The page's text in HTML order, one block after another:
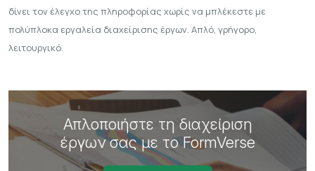
δίνει τον έλεγχο της πληροφορίας χωρίς να μπλέκεστε με
πολύπλοκα εργαλεία διαχείρισης έργων. Απλό, γρήγορο,
λειτουργικό.
Απλοποιήστε τη διαχείριση
έργων σας με το FormVerse